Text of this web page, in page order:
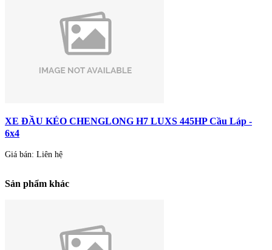
XE ĐẦU KÉO CHENGLONG H7 LUXS 445HP Cầu Láp -
6x4
Giá bán: Liên hệ
Sản phẩm khác